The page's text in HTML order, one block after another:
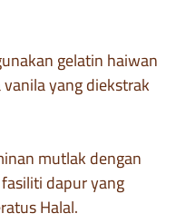
gelatin haiwan
yang diekstrak
mutlak dengan
dapur yang
Halal.